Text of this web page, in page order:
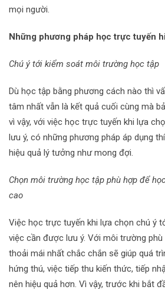
mọi người.
Những phương pháp học trực tuyến
Chú ý tới kiểm soát môi trường học tập
Dù học tập bằng phương cách nào thì
tâm nhất vẫn là kết quả cuối cùng mà
vì vậy, với việc học trực tuyến khi lựa
lưu ý, có những phương pháp áp dụng
hiệu quả lý tưởng như mong đợi.
Chọn môi trường học tập phù hợp để
cao
Việc học trực tuyến khi lựa chọn chú ý
việc cần được lưu ý. Với môi trường
thoải mái nhất chắc chắn sẽ giúp quá
hứng thú, việc tiếp thu kiến thức, tiếp
nên hiệu quả hơn. Vì vậy, trước khi bắt